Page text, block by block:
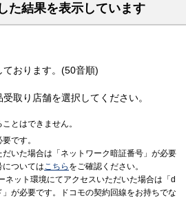
た結果を表示しています
おります。(50音順)
取り店舗を選択してください。
とはできません。
です。
だいた場合は「ネットワーク暗証番号」が必要
ついてはこちら をご確認ください。
ネット環境にてアクセスいただいた場合は「d
が必要です。ドコモの契約回線をお持ちでな